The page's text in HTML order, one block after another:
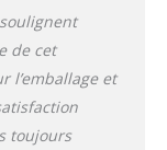
de cet
l’emballage et
toujours